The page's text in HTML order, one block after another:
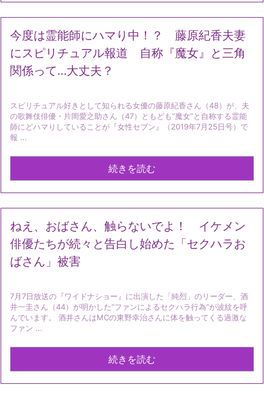
今度は霊能師にハマり中！？ 藤原紀香夫妻
にスピリチュアル報道 自称『魔女』と三角
関係って…大丈夫？
スピリチュアル好きとして知られる女優の藤原紀香さん（48）が、夫
の歌舞伎俳優・片岡愛之助さん（47）ともども“魔女”と自称する霊能
師にどハマりしていることが『女性セブン』（2019年7月25日号）で
報 ...
続きを読む
ねえ、おばさん、触らないでよ！ イケメン
俳優たちが続々と告白し始めた「セクハラお
ばさん」被害
7月7日放送の『ワイドナショー』に出演した「純烈」のリーダー、酒
井一圭さん（44）が明かした“ファンによるセクハラ行為”が波紋を呼
んでいます。 酒井さんはMCの東野幸治さんに体を触ってくる過激な
ファン ...
続きを読む